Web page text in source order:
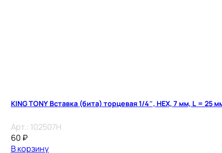
KING TONY Вставка (бита) торцевая 1/4″, HEX, 7 мм, L = 25
Арт.: 102507H
60 ₽
В корзину